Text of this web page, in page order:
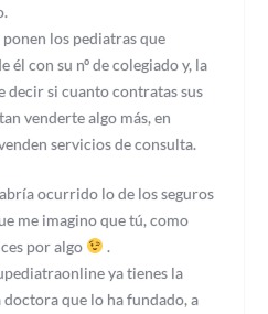
los pediatras que
él con su nº de colegiado y, la
decir si cuanto contratas sus
venderte algo más, en
servicios de consulta.
ocurrido lo de los seguros
me imagino que tú, como
por algo
.
ya tienes la
doctora que lo ha fundado, a